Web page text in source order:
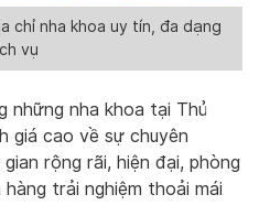
chỉ nha khoa uy tín, đa dạng
vụ
những nha khoa tại Thủ
giá cao về sự chuyên
rộng rãi, hiện đại, phòng
trải nghiệm thoải mái